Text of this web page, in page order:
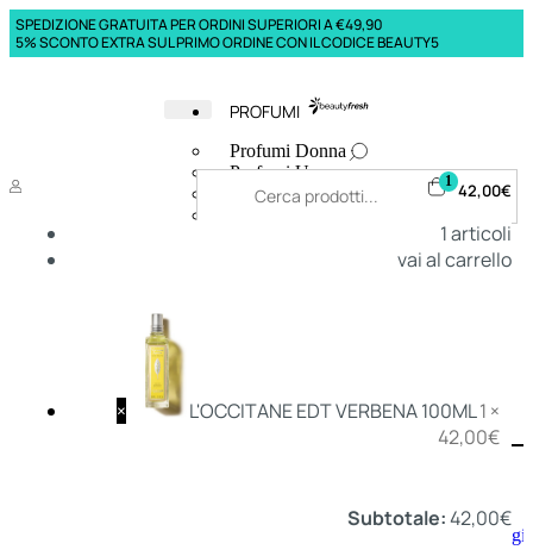
SPEDIZIONE GRATUITA PER ORDINI SUPERIORI A €49,90
5% SCONTO EXTRA SUL PRIMO ORDINE CON IL CODICE BEAUTY5
PROFUMI
Profumi Donna
Profumi Uomo
Deodoranti Donna
Deo
Aggiungi
1 42,00€
1articoli
vai al carrello
× L'OCCITANE EDT VERBENA 100ML1 ×
42,00€
Subtotale:42,00€